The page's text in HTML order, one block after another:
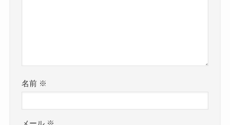
名前 ※
メール ※